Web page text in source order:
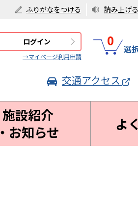
ふりがなをつける 読み上げる
ログイン
→マイページ利用申請
0 選
交通アクセス
施設紹介
・お知らせ
よ